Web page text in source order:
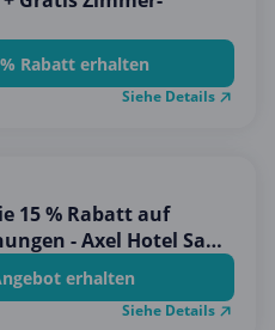
Rabatt erhalten
Siehe Details
15 % Rabatt auf
- Axel Hotel San
erhalten
Siehe Details